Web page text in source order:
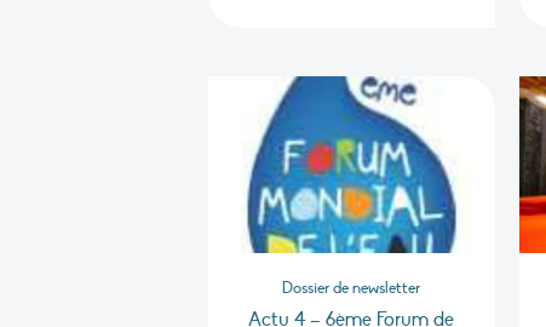
Dossier de newsletter
Actu 4 – 6ème Forum de